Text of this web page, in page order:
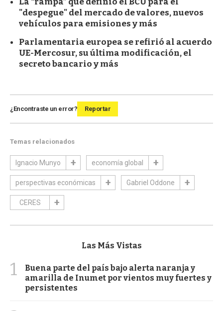
"despegue" del mercado de valores, nuevos
vehículos para emisiones y más
Parlamentaria europea se refirió al acuerdo
UE-Mercosur, su última modificación, el
secreto bancario y más
¿Encontraste un error? Reportar
Temas relacionados
Ignacio Munyo economía global
perspectivas económicas Gabriel Oddone
CERES
Las Más Vistas
1
Buena parte del país bajo alerta naranja y
amarilla de Inumet por vientos muy fuertes y
persistentes